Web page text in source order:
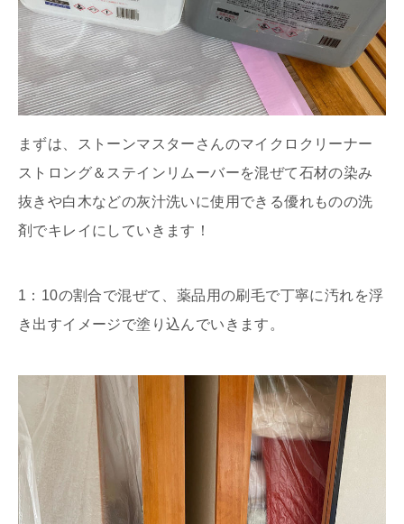
まずは、ストーンマスターさんのマイクロクリーナー
ストロング＆ステインリムーバーを混ぜて石材の染み
抜きや白木などの灰汁洗いに使用できる優れものの洗
剤でキレイにしていきます！
1：10の割合で混ぜて、薬品用の刷毛で丁寧に汚れを浮
き出すイメージで塗り込んでいきます。